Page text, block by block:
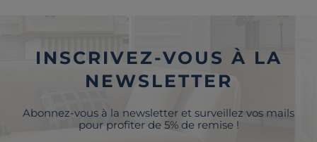
INSCRIVEZ-VOUS À LA
NEWSLETTER
Abonnez-vous à la newsletter et surveillez vos mails
pour profiter de 5% de remise !